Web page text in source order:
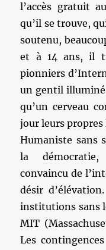
l’accès gratuit
qu’il se trouve,
soutenu,
et à 14 ans, il
pionniers
un gentil illuminé
qu’un cerveau
jour leurs
Humaniste sans
la
convaincu de
désir
institutions sans
MIT
Les